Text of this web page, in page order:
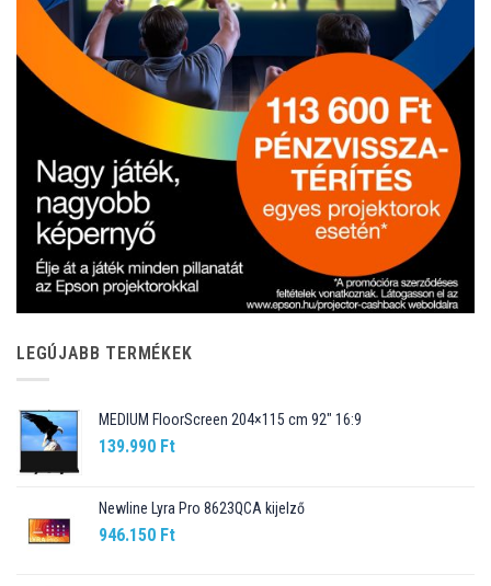
LEGÚJABB TERMÉKEK
MEDIUM FloorScreen 204×115 cm 92″ 16:9
139.990 Ft
Newline Lyra Pro 8623QCA kijelző
946.150 Ft